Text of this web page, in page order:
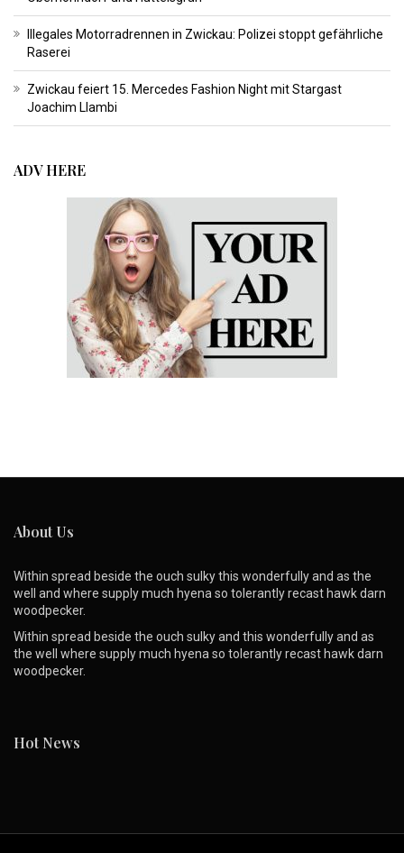
Illegales Motorradrennen in Zwickau: Polizei stoppt gefährliche
Raserei
Zwickau feiert 15. Mercedes Fashion Night mit Stargast
Joachim Llambi
ADV HERE
About Us
Within spread beside the ouch sulky this wonderfully and as the
well and where supply much hyena so tolerantly recast hawk darn
woodpecker.
Within spread beside the ouch sulky and this wonderfully and as
the well where supply much hyena so tolerantly recast hawk darn
woodpecker.
Hot News